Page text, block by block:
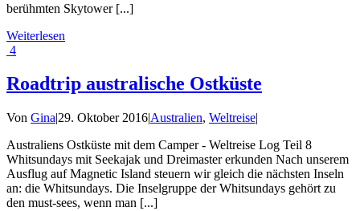
berühmten Skytower [...]
Weiterlesen
4
Roadtrip australische Ostküste
Von Gina|29. Oktober 2016|Australien, Weltreise|
Australiens Ostküste mit dem Camper - Weltreise Log Teil 8
Whitsundays mit Seekajak und Dreimaster erkunden Nach unserem
Ausflug auf Magnetic Island steuern wir gleich die nächsten Inseln
an: die Whitsundays. Die Inselgruppe der Whitsundays gehört zu
den must-sees, wenn man [...]